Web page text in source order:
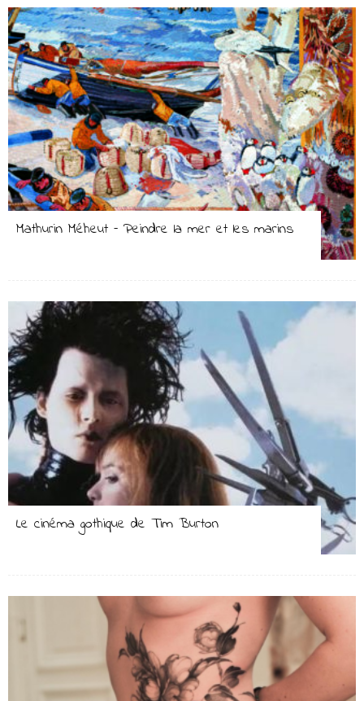
Mathurin Méheut – Peindre la mer et les marins
Le cinéma gothique de Tim Burton